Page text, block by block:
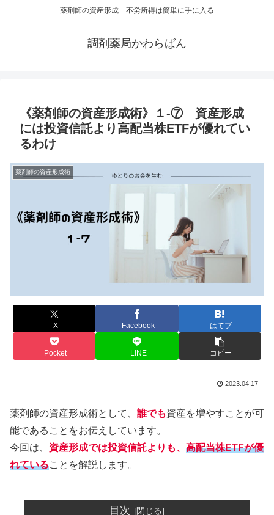
薬剤師の資産形成 不労所得は簡単に手に入る
調剤薬局かわらばん
《薬剤師の資産形成術》１-⑦ 資産形成
には投資信託より高配当株ETFが優れてい
るわけ
薬剤師の資産形成術
X Facebook はてブ
Pocket LINE コピー
2023.04.17
薬剤師の資産形成術として、 誰でも資産を増やすことが可
能であることをお伝えしています。
今回は、 資産形成では投資信託よりも、 高配当株ETFが優
れていることを解説します。
目次